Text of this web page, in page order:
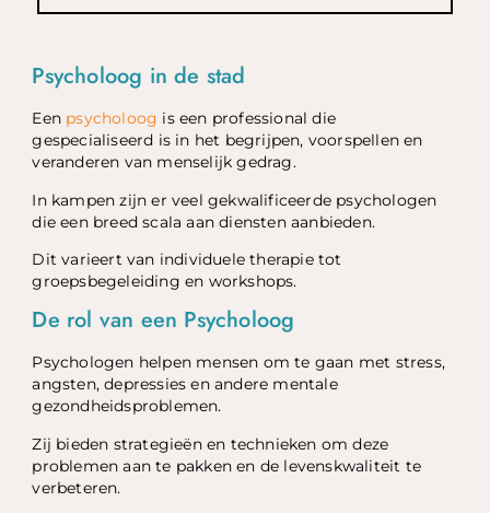
Psycholoog in de stad
Een psycholoog is een professional die
gespecialiseerd is in het begrijpen, voorspellen en
veranderen van menselijk gedrag.
In kampen zijn er veel gekwalificeerde psychologen
die een breed scala aan diensten aanbieden.
Dit varieert van individuele therapie tot
groepsbegeleiding en workshops.
De rol van een Psycholoog
Psychologen helpen mensen om te gaan met stress,
angsten, depressies en andere mentale
gezondheidsproblemen.
Zij bieden strategieën en technieken om deze
problemen aan te pakken en de levenskwaliteit te
verbeteren.